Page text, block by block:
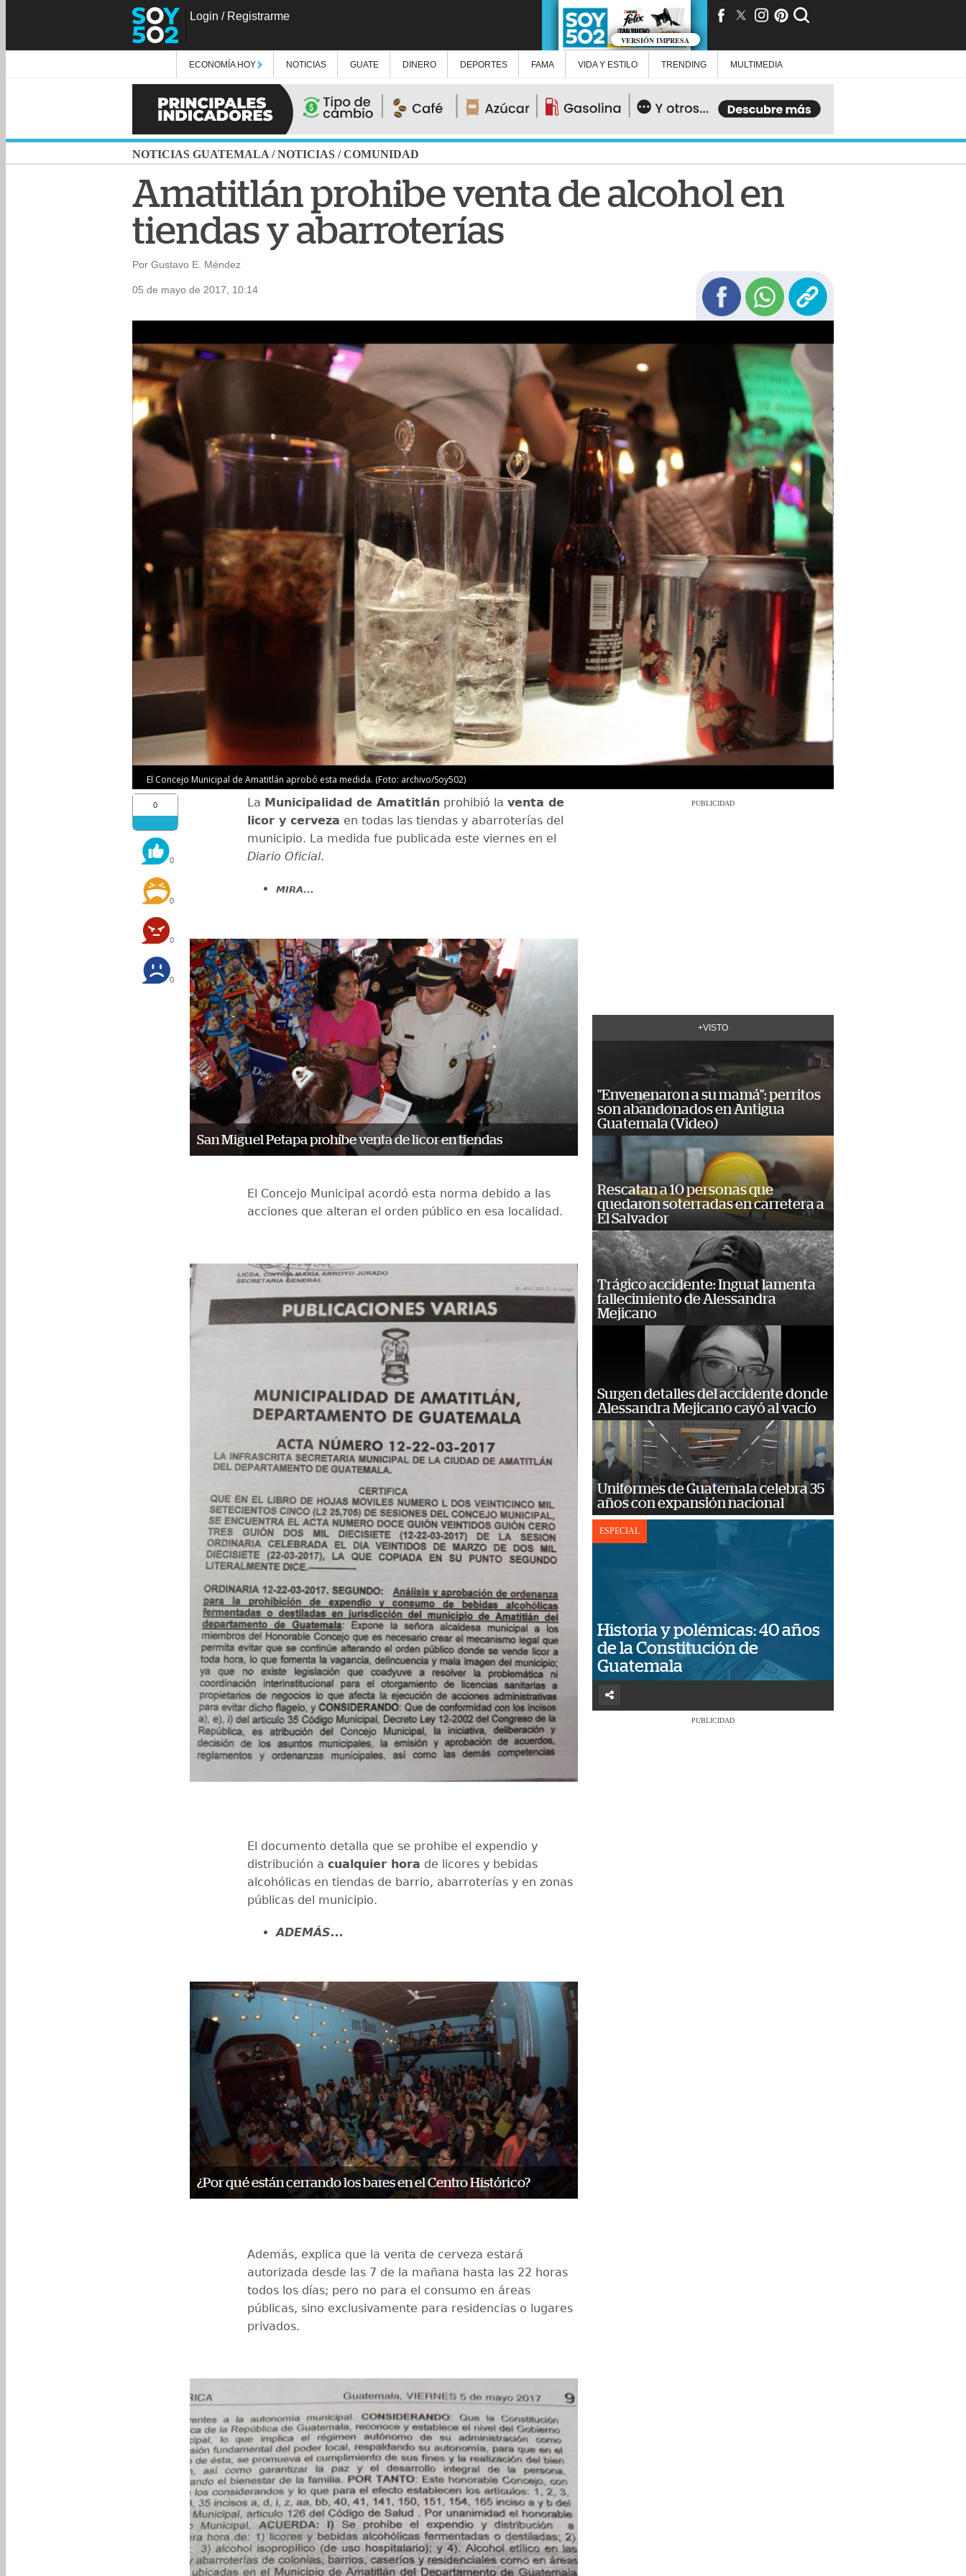
Login / Registrarme
VERSIÓN IMPRESA
ECONOMÍA HOY NOTICIAS GUATE DINERO DEPORTES FAMA VIDA Y ESTILO TRENDING MULTIMEDIA
NOTICIAS GUATEMALA /NOTICIAS /COMUNIDAD
Amatitlán prohibe venta de alcohol en
tiendas y abarroterías
Por Gustavo E. Méndez
05 de mayo de 2017, 10:14
El Concejo Municipal de Amatitlán aprobó esta medida. (Foto: archivo/Soy502)
0
0
0
0
0
La Municipalidad de Amatitlán prohibió la venta de
licor y cerveza en todas las tiendas y abarroterías del
municipio. La medida fue publicada este viernes en el
Diario Oficial.
MIRA...
San Miguel Petapa prohíbe venta de licor en tiendas
El Concejo Municipal acordó esta norma debido a las
acciones que alteran el orden público en esa localidad.
El documento detalla que se prohibe el expendio y
distribución a cualquier hora de licores y bebidas
alcohólicas en tiendas de barrio, abarroterías y en zonas
públicas del municipio.
ADEMÁS...
¿Por qué están cerrando los bares en el Centro Histórico?
Además, explica que la venta de cerveza estará
autorizada desde las 7 de la mañana hasta las 22 horas
todos los días; pero no para el consumo en áreas
públicas, sino exclusivamente para residencias o lugares
privados.
PUBLICIDAD
+VISTO
"Envenenaron a su mamá": perritos
son abandonados en Antigua
Guatemala (Video)
Rescatan a 10 personas que
quedaron soterradas en carretera a
El Salvador
Trágico accidente: Inguat lamenta
fallecimiento de Alessandra
Mejicano
Surgen detalles del accidente donde
Alessandra Mejicano cayó al vacío
Uniformes de Guatemala celebra 35
años con expansión nacional
ESPECIAL
Historia y polémicas: 40 años
de la Constitución de
Guatemala
PUBLICIDAD